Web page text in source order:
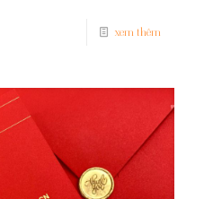
xem thêm